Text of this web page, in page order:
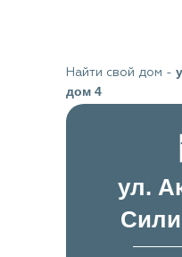
Найти свой дом -
дом 4
ул.